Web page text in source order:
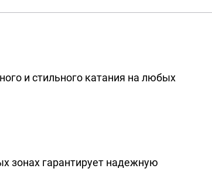
и стильного катания на любых
зонах гарантирует надежную